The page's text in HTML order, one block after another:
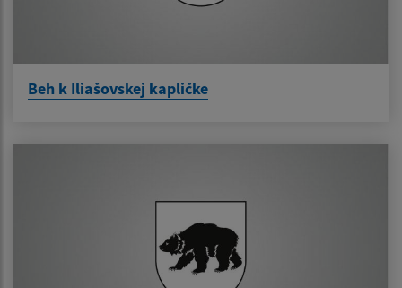
Beh k Iliašovskej kapličke